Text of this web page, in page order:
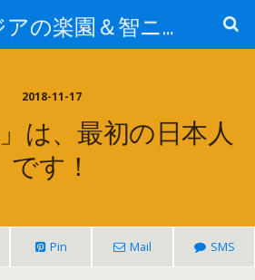
新風 アジアの楽園＆智ニア来富
2018-11-17
は、最初の日本人
です！
Pin Mail SMS